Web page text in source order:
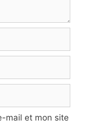
mail et mon site